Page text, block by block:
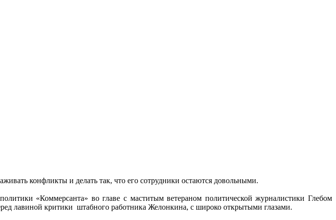
конфликты и делать так, что его сотрудники остаются довольными.
«Коммерсанта» во главе с маститым ветераном политической журналистики Глебом
лавиной критики штабного работника Желонкина, с широко открытыми глазами.